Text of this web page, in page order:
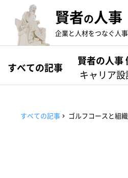
賢者の人事
企業と人材をつなぐ人
すべての記事
賢者の人事
キャリア
すべての記事 ゴルフコースと組